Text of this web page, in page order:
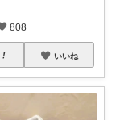
808
いいね